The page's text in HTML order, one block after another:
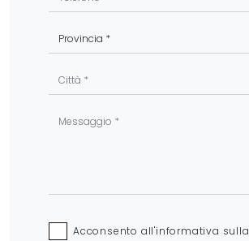
Acconsento all'informativa sulla